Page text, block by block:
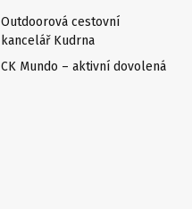
Outdoorová cestovní
kancelář Kudrna
CK Mundo – aktivní dovolená